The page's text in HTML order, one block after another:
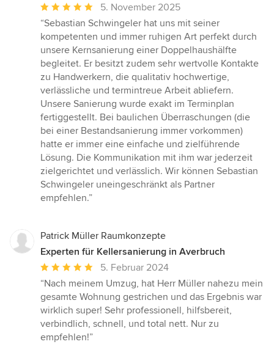
Durchschnittliche
Bewertung:
5
von
5
Sternen
5. November 2025
“Sebastian Schwingeler hat uns mit seiner
kompetenten und immer ruhigen Art perfekt durch
unsere Kernsanierung einer Doppelhaushälfte
begleitet. Er besitzt zudem sehr wertvolle Kontakte
zu Handwerkern, die qualitativ hochwertige,
verlässliche und termintreue Arbeit abliefern.
Unsere Sanierung wurde exakt im Terminplan
fertiggestellt. Bei baulichen Überraschungen (die
bei einer Bestandsanierung immer vorkommen)
hatte er immer eine einfache und zielführende
Lösung. Die Kommunikation mit ihm war jederzeit
zielgerichtet und verlässlich. Wir können Sebastian
Schwingeler uneingeschränkt als Partner
empfehlen.”
Patrick Müller Raumkonzepte
Experten für Kellersanierung in Averbruch
Durchschnittliche
Bewertung:
5
von
5
Sternen
5. Februar 2024
“Nach meinem Umzug, hat Herr Müller nahezu mein
gesamte Wohnung gestrichen und das Ergebnis war
wirklich super! Sehr professionell, hilfsbereit,
verbindlich, schnell, und total nett. Nur zu
empfehlen!”